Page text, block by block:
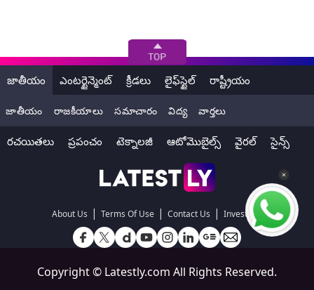
జాతీయం ఎంటర్టైన్మెంట్ క్రీడలు లైఫ్‌స్టైల్ రాష్ట్రీయం
జాతీయం రాజకీయాలు సమాచారం విద్య వార్తలు
రచయితలు ప్రపంచం టెక్నాలజీ ఆటోమొబైల్స్ వైరల్ సైన్స్
About Us | Terms Of Use | Contact Us | Investors
Copyright © Latestly.com All Rights Reserved.